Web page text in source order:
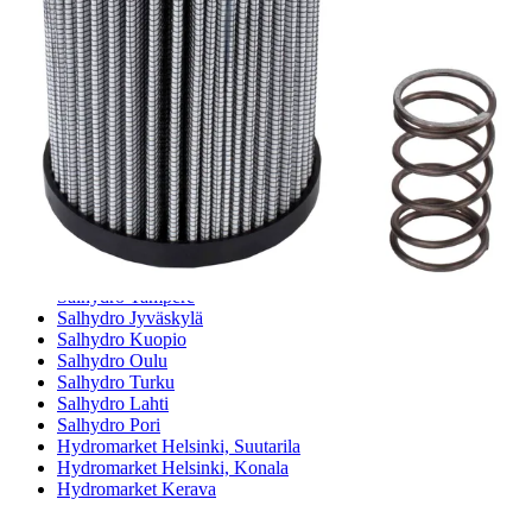
Meistä
Tarina
Avoimet työpaikat
Ympäristöpolitiikka
Messut ja tapahtumat
Laskutustiedot
Tilinavaushakemus
Jälleenmyyjät
Yhteystiedot
Pääkonttori ja logistiikkakeskus
Salhydro Nurmijärvi
Salhydro Tampere
Salhydro Jyväskylä
Salhydro Kuopio
Salhydro Oulu
Salhydro Turku
Salhydro Lahti
Salhydro Pori
Hydromarket Helsinki, Suutarila
Hydromarket Helsinki, Konala
Hydromarket Kerava